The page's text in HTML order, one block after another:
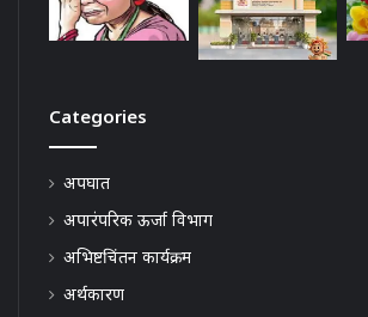
Categories
अपघात
अपारंपरिक ऊर्जा विभाग
अभिष्टचिंतन कार्यक्रम
अर्थकारण